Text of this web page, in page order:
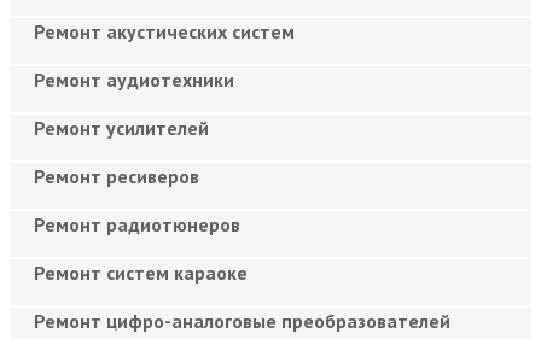
Ремонт акустических систем
Ремонт аудиотехники
Ремонт усилителей
Ремонт ресиверов
Ремонт радиотюнеров
Ремонт систем караоке
Ремонт цифро-аналоговые преобразователей